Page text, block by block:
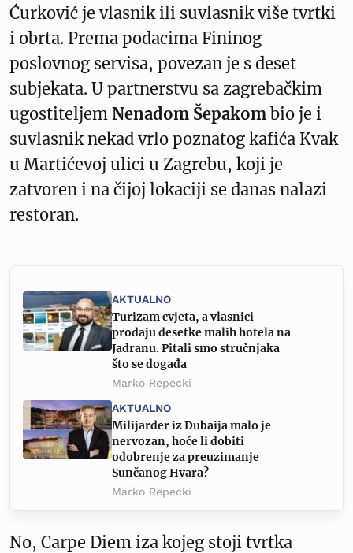
Ćurković je vlasnik ili suvlasnik više tvrtki
i obrta. Prema podacima Fininog
poslovnog servisa, povezan je s deset
subjekata. U partnerstvu sa zagrebačkim
ugostiteljem Nenadom Šepakom bio je i
suvlasnik nekad vrlo poznatog kafića Kvak
u Martićevoj ulici u Zagrebu, koji je
zatvoren i na čijoj lokaciji se danas nalazi
restoran.
AKTUALNO
Turizam cvjeta, a vlasnici
prodaju desetke malih hotela na
Jadranu. Pitali smo stručnjaka
što se događa
Marko Repecki
AKTUALNO
Milijarder iz Dubaija malo je
nervozan, hoće li dobiti
odobrenje za preuzimanje
Sunčanog Hvara?
Marko Repecki
No, Carpe Diem iza kojeg stoji tvrtka